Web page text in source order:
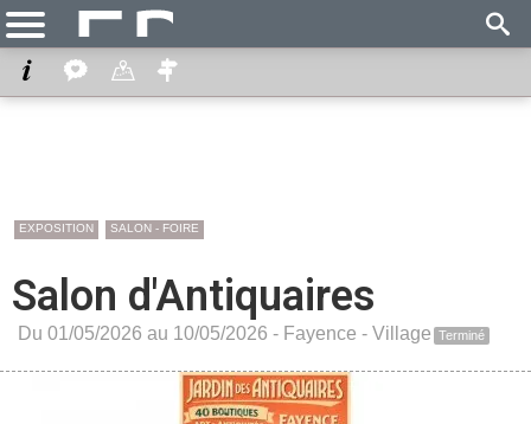
EXPOSITION SALON - FOIRE
Salon d'Antiquaires
Du 01/05/2026 au 10/05/2026 - Fayence - Village Terminé